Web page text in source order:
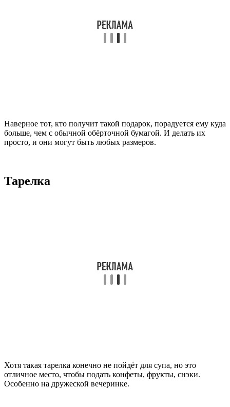
Наверное тот, кто получит такой подарок, порадуется ему куда
больше, чем с обычной обёрточной бумагой. И делать их
просто, и они могут быть любых размеров.
Тарелка
Хотя такая тарелка конечно не пойдёт для супа, но это
отличное место, чтобы подать конфеты, фрукты, снэки.
Особенно на дружеской вечеринке.